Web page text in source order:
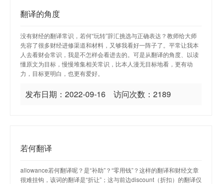
翻译的角度
没有财经的翻译常识，若何“玩转”辞汇挑选与正确表达？教师给大师
先容了很多财经进修渠道和材料，又够我看好一阵子了。平常让我本
人去看财会常识，我是不怎样会看进去的。可是从翻译的角度、以读
懂原文为目标，慢慢堆集相关常识，比本人漫无目标地看，更有动
力，目标更明白，也更有爱好。
发布日期：2022-09-16 访问次数：2189
若何翻译
allowance若何翻译呢？是“补助”？“零用钱”？这样的翻译和财经文章
很难挂钩，该词的翻译是“折让”；这与前边discount（折扣）的翻译仅